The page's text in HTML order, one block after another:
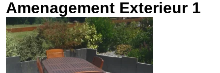
Amenagement Exterieur 1